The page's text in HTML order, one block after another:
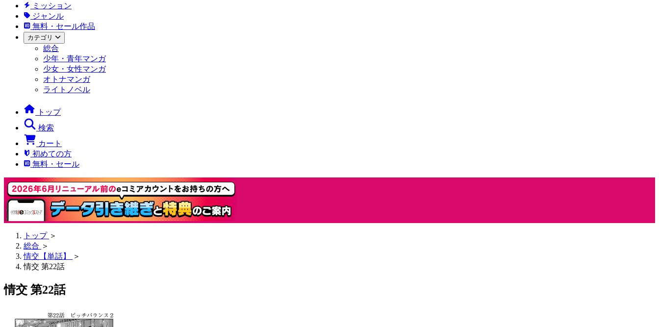
ミッション
ジャンル
無料・セール作品
カテゴリ
総合
少年・青年マンガ
少女・女性マンガ
オトナマンガ
ライトノベル
トップ
検索
カート
初めての方
無料・セール
トップ ＞
総合 ＞
情交【単話】
＞
情交 第22話
情交 第22話